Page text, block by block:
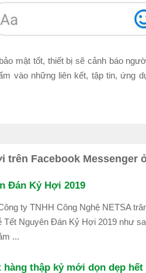
mật tốt, thiết bị sẽ cảnh báo
vào những liên kết, tập tin, ứng
trên Facebook Messenger
Đán Kỷ Hợi 2019
ty TNHH Công Nghệ NETSA
Tết Nguyên Đán Kỷ Hợi 2019 như
...
hàng thập kỷ mới dọn dẹp hết